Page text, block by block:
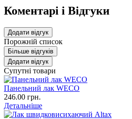
Коментарі і Відгуки
Додати відгук
Порожній список
Більше відгуків
Додати відгук
Супутні товари
Панельний лак WECO
246.00 грн.
Детальніше